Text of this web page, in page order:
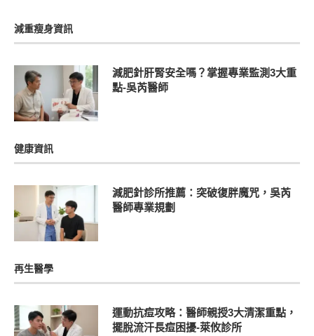
減重瘦身資訊
減肥針肝腎安全嗎？掌握專業監測3大重
點-吳芮醫師
健康資訊
減肥針診所推薦：突破復胖魔咒，吳芮
醫師專業規劃
再生醫學
運動抗痘攻略：醫師親授3大清潔重點，
擺脫流汗長痘困擾-萊攸診所